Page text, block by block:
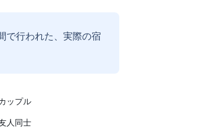
で行われた、実際の宿
ップル
人同士